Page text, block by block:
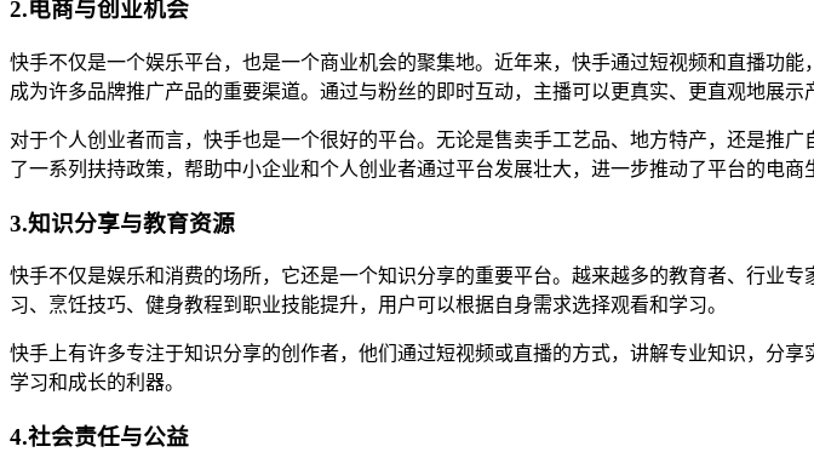
2.电商与创业机会
快手不仅是一个娱乐平台，也是一个商业机会的聚集地。近年来，快手通过短视频和直播功
成为许多品牌推广产品的重要渠道。通过与粉丝的即时互动，主播可以更真实、更直观地展示
对于个人创业者而言，快手也是一个很好的平台。无论是售卖手工艺品、地方特产，还是推
了一系列扶持政策，帮助中小企业和个人创业者通过平台发展壮大，进一步推动了平台的电商
3.知识分享与教育资源
快手不仅是娱乐和消费的场所，它还是一个知识分享的重要平台。越来越多的教育者、行业
习、烹饪技巧、健身教程到职业技能提升，用户可以根据自身需求选择观看和学习。
快手上有许多专注于知识分享的创作者，他们通过短视频或直播的方式，讲解专业知识，分
学习和成长的利器。
4.社会责任与公益